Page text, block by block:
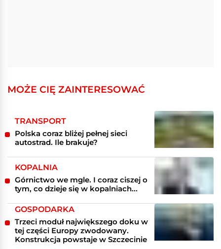
MOŻE CIĘ ZAINTERESOWAĆ
TRANSPORT
Polska coraz bliżej pełnej sieci
autostrad. Ile brakuje?
KOPALNIA
Górnictwo we mgle. I coraz ciszej o
tym, co dzieje się w kopalniach...
GOSPODARKA
Trzeci moduł największego doku w
tej części Europy zwodowany.
Konstrukcja powstaje w Szczecinie